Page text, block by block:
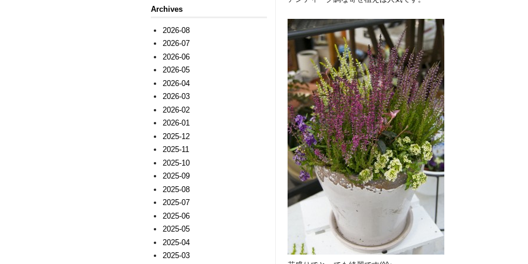
Archives
2026-08
2026-07
2026-06
2026-05
2026-04
2026-03
2026-02
2026-01
2025-12
2025-11
2025-10
2025-09
2025-08
2025-07
2025-06
2025-05
2025-04
2025-03